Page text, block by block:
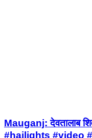
Mauganj: देवतालाब
#hailights #video